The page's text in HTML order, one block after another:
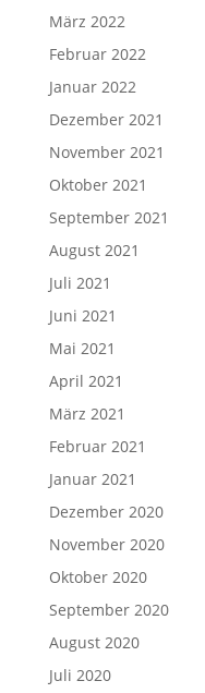
März 2022
Februar 2022
Januar 2022
Dezember 2021
November 2021
Oktober 2021
September 2021
August 2021
Juli 2021
Juni 2021
Mai 2021
April 2021
März 2021
Februar 2021
Januar 2021
Dezember 2020
November 2020
Oktober 2020
September 2020
August 2020
Juli 2020